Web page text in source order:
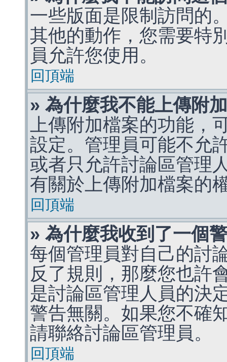
一些版面是限制訪問的
其他的動作，您需要特
員允許您使用。
回頂端
» 為什麼我不能上傳附
上傳附加檔案的功能，
設定。管理員可能不允
或者只允許討論區管理
有關於上傳附加檔案的
回頂端
» 為什麼我收到了一個
每個管理員對自己的討
反了規則，那麼您也許
是討論區管理人員的決
警告無關。如果您不確
請聯絡討論區管理員。
回頂端